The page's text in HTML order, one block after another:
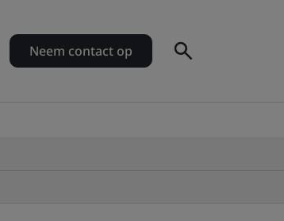
Neem contact op